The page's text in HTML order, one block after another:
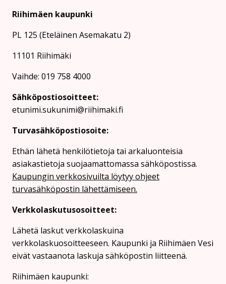
Riihimäen kaupunki
PL 125 (Eteläinen Asemakatu 2)
11101 Riihimäki
Vaihde: 019 758 4000
Sähköpostiosoitteet:
etunimi.sukunimi@riihimaki.fi
Turvasähköpostiosoite:
Ethän lähetä henkilötietoja tai arkaluonteisia
asiakastietoja suojaamattomassa sähköpostissa.
Kaupungin verkkosivuilta löytyy ohjeet
turvasähköpostin lähettämiseen.
Verkkolaskutusosoitteet:
Lähetä laskut verkkolaskuina
verkkolaskuosoitteeseen. Kaupunki ja Riihimäen Vesi
eivät vastaanota laskuja sähköpostin liitteenä.
Riihimäen kaupunki: